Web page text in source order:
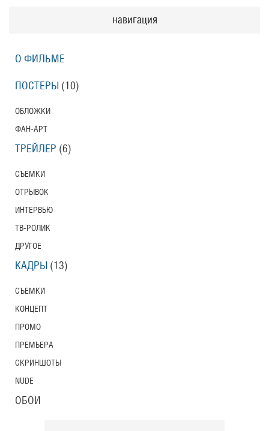
навигация
О ФИЛЬМЕ
ПОСТЕРЫ (10)
ОБЛОЖКИ
ФАН-АРТ
ТРЕЙЛЕР (6)
СЪЕМКИ
ОТРЫВОК
ИНТЕРВЬЮ
ТВ-РОЛИК
ДРУГОЕ
КАДРЫ (13)
СЪЕМКИ
КОНЦЕПТ
ПРОМО
ПРЕМЬЕРА
СКРИНШОТЫ
NUDE
ОБОИ